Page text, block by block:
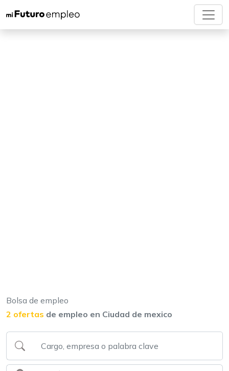
Bolsa de empleo
2 ofertas de empleo en Ciudad de mexico